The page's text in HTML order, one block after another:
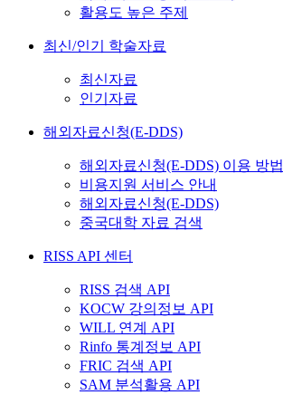
활용도 높은 주제
최신/인기 학술자료
최신자료
인기자료
해외자료신청(E-DDS)
해외자료신청(E-DDS) 이용 방법
비용지원 서비스 안내
해외자료신청(E-DDS)
중국대학 자료 검색
RISS API 센터
RISS 검색 API
KOCW 강의정보 API
WILL 연계 API
Rinfo 통계정보 API
FRIC 검색 API
SAM 분석활용 API